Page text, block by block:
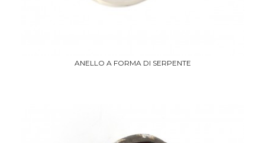
ANELLO A FORMA DI SERPENTE